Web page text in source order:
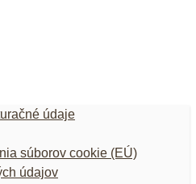
údaje
súborov cookie (EÚ)
údajov